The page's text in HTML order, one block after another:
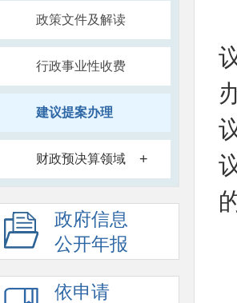
政策文件及解读
行政事业性收费
建议提案办理
财政预决算领域 +
政府信息
公开年报
依申请